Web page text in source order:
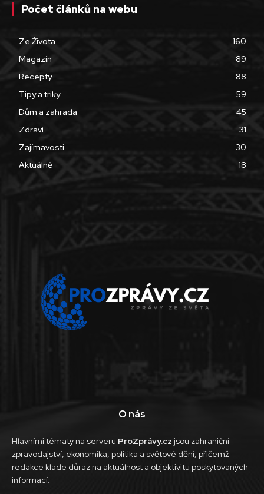
Počet článků na webu
Ze Života
160
Magazín
89
Recepty
88
Tipy a triky
59
Dům a zahrada
45
Zdraví
31
Zajímavosti
30
Aktuálně
18
O nás
Hlavními tématy na serveru ProZprávy.cz jsou zahraniční
zpravodajství, ekonomika, politika a světové dění, přičemž
redakce klade důraz na aktuálnost a objektivitu poskytovaných
informací.